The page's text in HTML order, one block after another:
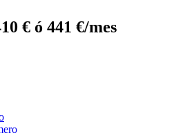
€ ó 441 €/mes